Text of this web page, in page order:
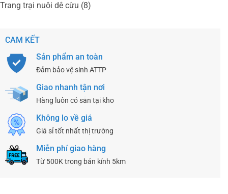
Trang trại nuôi dê cừu (8)
CAM KẾT
Sản phẩm an toàn
Đảm bảo vệ sinh ATTP
Giao nhanh tận nơi
Hàng luôn có sẵn tại kho
Không lo về giá
Giá sỉ tốt nhất thị trường
Miễn phí giao hàng
Từ 500K trong bán kính 5km